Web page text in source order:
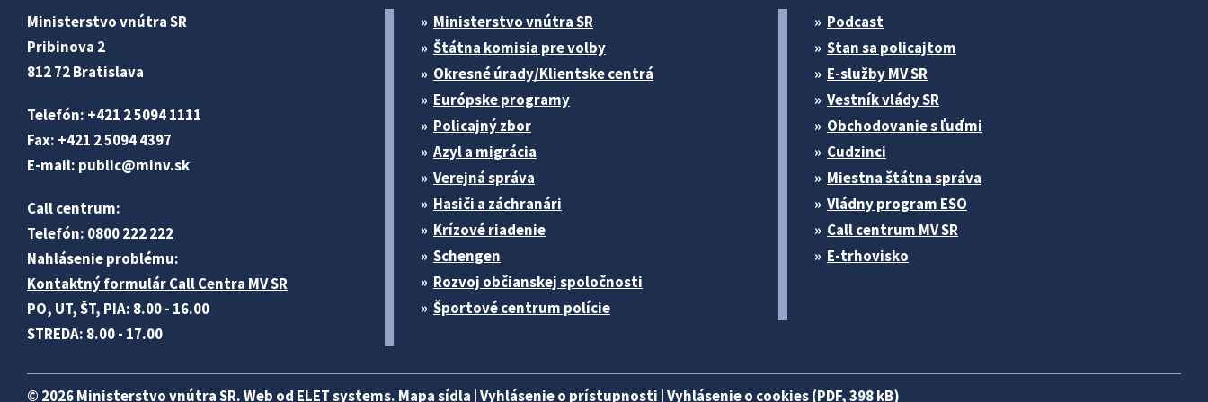
Ministerstvo vnútra SR
Pribinova 2
812 72 Bratislava
Telefón: +421 2 5094 1111
Fax: +421 2 5094 4397
E-mail: public@minv.sk
Call centrum:
Telefón: 0800 222 222
Nahlásenie problému:
Kontaktný formulár Call Centra MV SR
PO, UT, ŠT, PIA: 8.00 - 16.00
STREDA: 8.00 - 17.00
Ministerstvo vnútra SR
Štátna komisia pre volby
Okresné úrady/Klientske centrá
Európske programy
Policajný zbor
Azyl a migrácia
Verejná správa
Hasiči a záchranári
Krízové riadenie
Schengen
Rozvoj občianskej spoločnosti
Športové centrum polície
Podcast
Stan sa policajtom
E-služby MV SR
Vestník vlády SR
Obchodovanie s ľuďmi
Cudzinci
Miestna štátna správa
Vládny program ESO
Call centrum MV SR
E-trhovisko
© 2026 Ministerstvo vnútra SR. Web od ELET systems. Mapa sídla Vyhlásenie o prístupnosti Vyhlásenie o cookies (PDF, 398 kB)